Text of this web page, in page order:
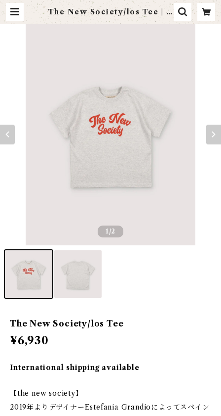
The New Society/los Tee | li
ttlebonheur
1 /2
The New Society/los Tee
¥6,930
International shipping available
【the new society】
2019年よりデザイナーEstefania Grandioによってスペイン